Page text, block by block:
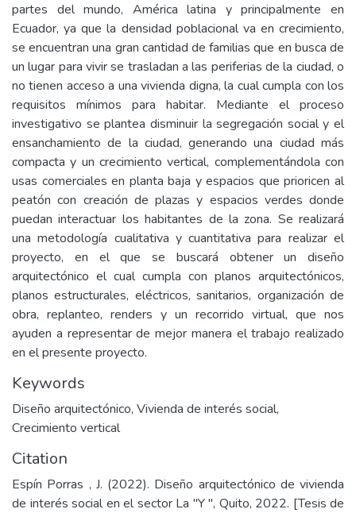
partes del mundo, América latina y principalmente en
Ecuador, ya que la densidad poblacional va en crecimiento,
se encuentran una gran cantidad de familias que en busca de
un lugar para vivir se trasladan a las periferias de la ciudad, o
no tienen acceso a una vivienda digna, la cual cumpla con los
requisitos mínimos para habitar. Mediante el proceso
investigativo se plantea disminuir la segregación social y el
ensanchamiento de la ciudad, generando una ciudad más
compacta y un crecimiento vertical, complementándola con
usas comerciales en planta baja y espacios que prioricen al
peatón con creación de plazas y espacios verdes donde
puedan interactuar los habitantes de la zona. Se realizará
una metodología cualitativa y cuantitativa para realizar el
proyecto, en el que se buscará obtener un diseño
arquitectónico el cual cumpla con planos arquitectónicos,
planos estructurales, eléctricos, sanitarios, organización de
obra, replanteo, renders y un recorrido virtual, que nos
ayuden a representar de mejor manera el trabajo realizado
en el presente proyecto.
Keywords
Diseño arquitectónico, Vivienda de interés social,
Crecimiento vertical
Citation
Espín Porras , J. (2022). Diseño arquitectónico de vivienda
de interés social en el sector La "Y ", Quito, 2022. [Tesis de